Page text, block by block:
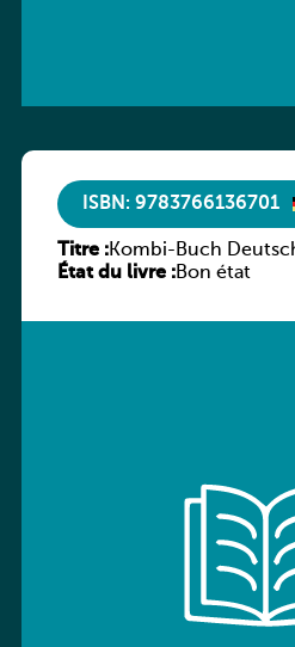
ISBN: 9783766136701
Titre :Kombi-Buch
Sprachbuch
État du livre :Bon état